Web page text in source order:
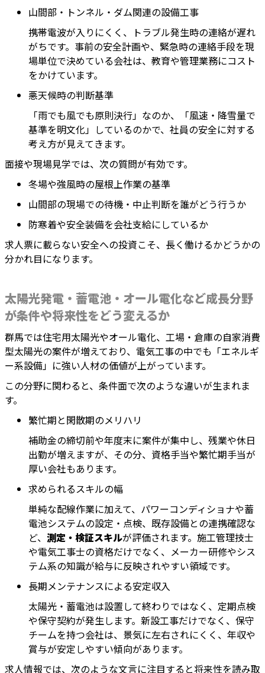
山間部・トンネル・ダム関連の設備工事
携帯電波が入りにくく、トラブル発生時の連絡が遅れ
がちです。事前の安全計画や、緊急時の連絡手段を現
場単位で決めている会社は、教育や管理業務にコスト
をかけています。
悪天候時の判断基準
「雨でも風でも原則決行」なのか、「風速・降雪量で
基準を明文化」しているのかで、社員の安全に対する
考え方が見えてきます。
面接や現場見学では、次の質問が有効です。
冬場や強風時の屋根上作業の基準
山間部の現場での待機・中止判断を誰がどう行うか
防寒着や安全装備を会社支給にしているか
求人票に載らない安全への投資こそ、長く働けるかどうかの
分かれ目になります。
太陽光発電・蓄電池・オール電化など成長分野
が条件や将来性をどう変えるか
群馬では住宅用太陽光やオール電化、工場・倉庫の自家消費
型太陽光の案件が増えており、電気工事の中でも「エネルギ
ー系設備」に強い人材の価値が上がっています。
この分野に関わると、条件面で次のような違いが生まれま
す。
繁忙期と閑散期のメリハリ
補助金の締切前や年度末に案件が集中し、残業や休日
出勤が増えますが、その分、資格手当や繁忙期手当が
厚い会社もあります。
求められるスキルの幅
単純な配線作業に加えて、パワーコンディショナや蓄
電池システムの設定・点検、既存設備との連携確認な
ど、 測定・検証スキルが評価されます。施工管理技士
や電気工事士の資格だけでなく、メーカー研修やシス
テム系の知識が給与に反映されやすい領域です。
長期メンテナンスによる安定収入
太陽光・蓄電池は設置して終わりではなく、定期点検
や保守契約が発生します。新設工事だけでなく、保守
チームを持つ会社は、景気に左右されにくく、年収や
賞与が安定しやすい傾向があります。
求人情報では、次のような文言に注目すると将来性を読み取